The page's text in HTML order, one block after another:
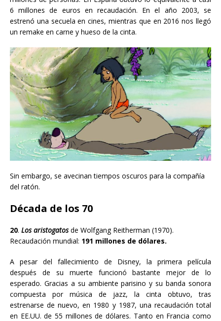
6 millones de euros en recaudación. En el año 2003, se
estrenó una secuela en cines, mientras que en 2016 nos llegó
un remake en carne y hueso de la cinta.
Sin embargo, se avecinan tiempos oscuros para la compañía
del ratón.
Década de los 70
20. Los aristogatosde Wolfgang Reitherman (1970).
Recaudación mundial: 191 millones de dólares.
A pesar del fallecimiento de Disney, la primera película
después de su muerte funcionó bastante mejor de lo
esperado. Gracias a su ambiente parisino y su banda sonora
compuesta por música de jazz, la cinta obtuvo, tras
estrenarse de nuevo, en 1980 y 1987, una recaudación total
en EE.UU. de 55 millones de dólares. Tanto en Francia como